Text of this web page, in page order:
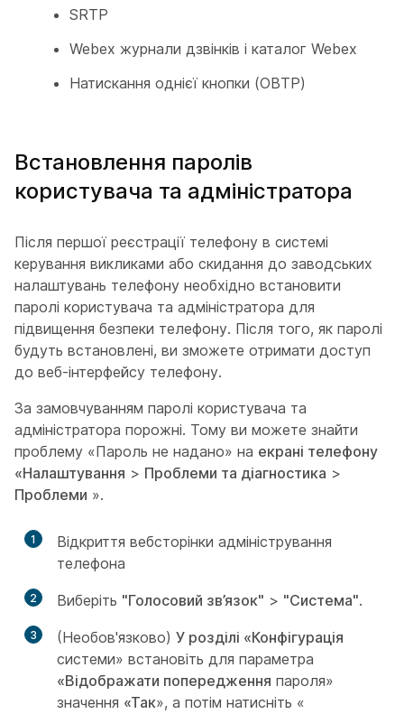
SRTP
Webex журнали дзвінків і каталог Webex
Натискання однієї кнопки (OBTP)
Встановлення паролів
користувача та адміністратора
Після першої реєстрації телефону в системі
керування викликами або скидання до заводських
налаштувань телефону необхідно встановити
паролі користувача та адміністратора для
підвищення безпеки телефону. Після того, як паролі
будуть встановлені, ви зможете отримати доступ
до веб-інтерфейсу телефону.
За замовчуванням паролі користувача та
адміністратора порожні. Тому ви можете знайти
проблему «Пароль не надано» на екрані телефону
«Налаштування > Проблеми та діагностика >
Проблеми ».
1
Відкриття вебсторінки адміністрування
телефона
2 Виберіть "Голосовий зв’язок" > "Система".
3 (Необов'язково) У розділі «Конфігурація
системи» встановіть для параметра
«Відображати попередження пароля»
значення «Так», а потім натисніть «